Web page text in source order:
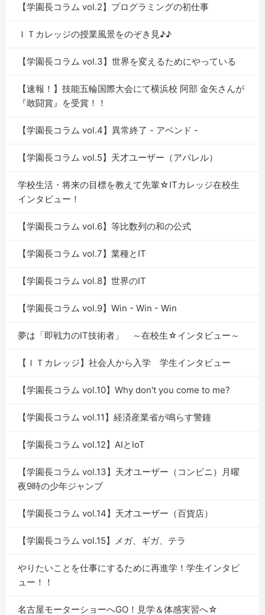
【学園長コラム vol.2】プログラミングの初仕事
ＩＴカレッジの授業風景をのぞき見♪♪
【学園長コラム vol.3】世界を変えるためにやっている
【速報！】技能五輪国際大会にて横浜校 阿部 金矢さんが
『敢闘賞』を受賞！！
【学園長コラム vol.4】異常終了 - アベンド -
【学園長コラム vol.5】天才ユーザー（アパレル）
学校生活・将来の目標を教えて先輩☆ITカレッジ在校生
インタビュー！
【学園長コラム vol.6】等比数列の和の公式
【学園長コラム vol.7】業種とIT
【学園長コラム vol.8】世界のIT
【学園長コラム vol.9】Win - Win - Win
夢は「即戦力のIT技術者」 ～在校生☆インタビュー～
【ＩＴカレッジ】社会人から入学 学生インタビュー
【学園長コラム vol.10】Why don't you come to me?
【学園長コラム vol.11】経済産業省が鳴らす警鐘
【学園長コラム vol.12】AIとIoT
【学園長コラム vol.13】天才ユーザー（コンビニ）月曜
夜9時の少年ジャンプ
【学園長コラム vol.14】天才ユーザー（百貨店）
【学園長コラム vol.15】メガ、ギガ、テラ
やりたいことを仕事にするために再進学！学生インタビ
ュー！！
名古屋モーターショーへGO！見学＆体感実習へ☆